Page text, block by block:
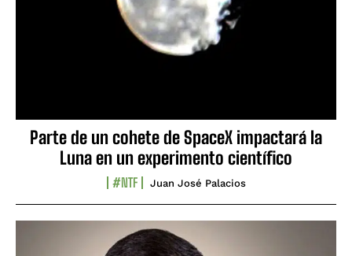
Parte de un cohete de SpaceX impactará la
Luna en un experimento científico
#NTF Juan José Palacios